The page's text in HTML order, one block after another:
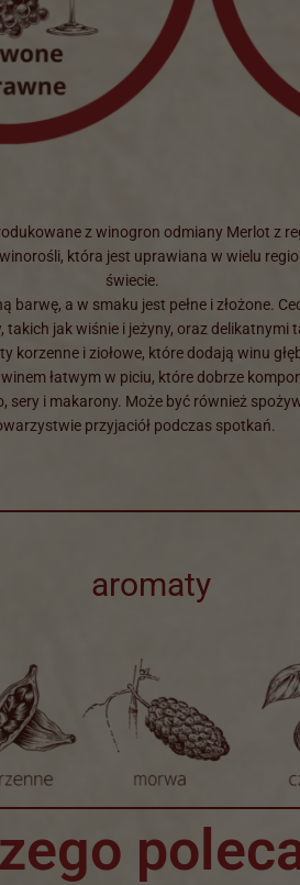
z winogron odmiany Merlot z
która jest uprawiana w wielu
świecie.
barwę, a w smaku jest pełne i złożone.
jak wiśnie i jeżyny, oraz delikatnymi
korzenne i ziołowe, które dodają winu
łatwym w piciu, które dobrze
sery i makarony. Może być również
przyjaciół podczas spotkań.
aromaty